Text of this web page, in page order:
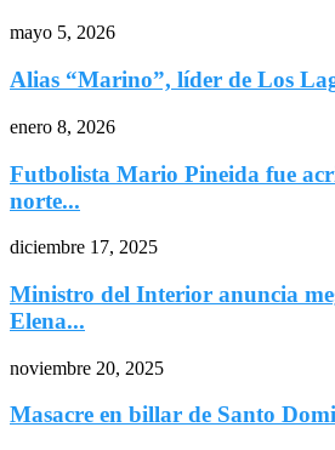
mayo 5, 2026
Alias “Marino”, líder de Los
enero 8, 2026
Futbolista Mario Pineida fue
norte...
diciembre 17, 2025
Ministro del Interior anuncia
Elena...
noviembre 20, 2025
Masacre en billar de Santo